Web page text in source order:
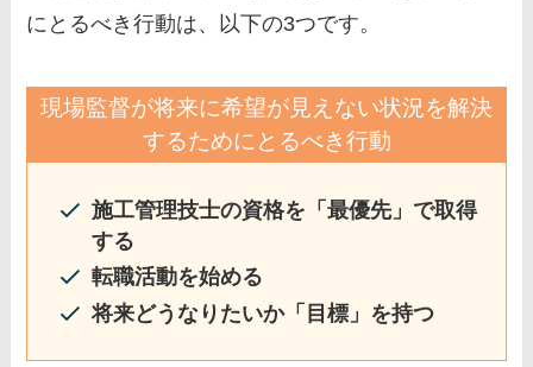
にとるべき行動は、以下の3つです。
現場監督が将来に希望が見えない状況を解決
するためにとるべき行動
施工管理技士の資格を「最優先」で取得
する
転職活動を始める
将来どうなりたいか「目標」を持つ